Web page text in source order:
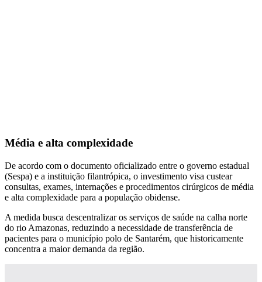
Média e alta complexidade
De acordo com o documento oficializado entre o governo estadual
(Sespa) e a instituição filantrópica, o investimento visa custear
consultas, exames, internações e procedimentos cirúrgicos de média
e alta complexidade para a população obidense.
A medida busca descentralizar os serviços de saúde na calha norte
do rio Amazonas, reduzindo a necessidade de transferência de
pacientes para o município polo de Santarém, que historicamente
concentra a maior demanda da região.